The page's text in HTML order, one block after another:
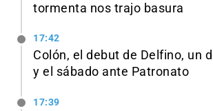
tormenta nos trajo basura
17:42
Colón, el debut de Delfino, un
y el sábado ante Patronato
17:39